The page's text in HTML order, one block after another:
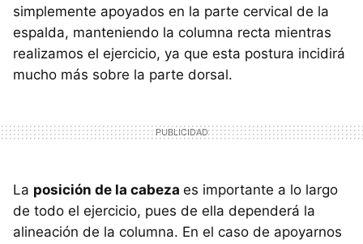
simplemente apoyados en la parte cervical de la
espalda, manteniendo la columna recta mientras
realizamos el ejercicio, ya que esta postura incidirá
mucho más sobre la parte dorsal.
La posición de la cabeza es importante a lo largo
de todo el ejercicio, pues de ella dependerá la
alineación de la columna. En el caso de apoyarnos